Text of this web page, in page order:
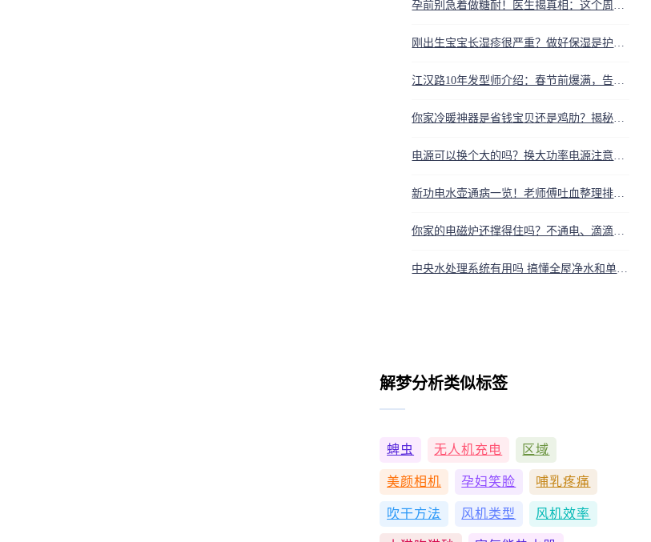
解梦分析类似标签
蜱虫 无人机充电 区域
美颜相机 孕妇笑脸 哺乳疼痛
吹干方法 风机类型 风机效率